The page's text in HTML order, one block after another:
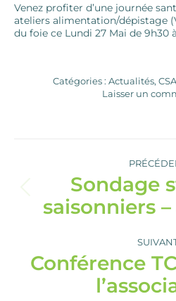
Venez profiter d’une journée
ateliers alimentation/dépistage
du foie ce Lundi 27 Mai de 9h30
Catégories : Actualités,
Laisser un
Sondage
saisonniers
:
Conférence